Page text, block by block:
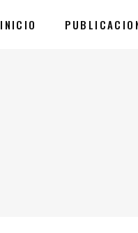
INICIO